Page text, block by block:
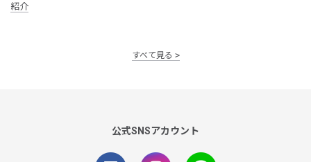
紹介
すべて見る
公式SNSアカウント